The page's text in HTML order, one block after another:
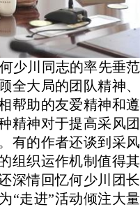
少川同志的率先垂范
全大局的团队精神、
帮助的友爱精神和遵
精神对于提高采风团
有的作者还谈到采风
组织运作机制值得其
深情回忆何少川团长
“走进”活动倾注大量